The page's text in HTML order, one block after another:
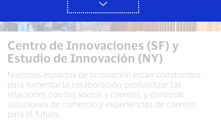
Centro de Innovaciones (SF) y
Estudio de Innovación (NY)
Nuestros espacios de innovación están construidos
para fomentar la colaboración, profundizar las
relaciones con los socios y clientes, y construir
soluciones de comercio y experiencias de clientes
para el futuro.